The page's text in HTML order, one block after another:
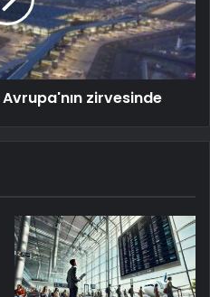
zirvesinde